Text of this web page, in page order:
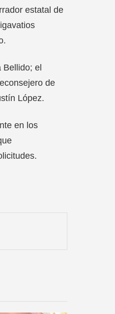
estatal de
Bellido; el
de
López.
en los